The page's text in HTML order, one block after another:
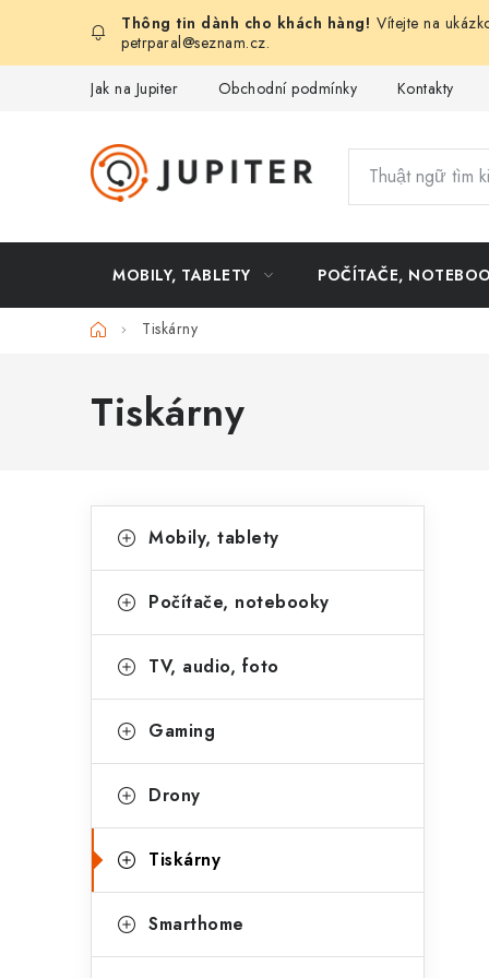
phần
Vítejte na
petrparal@seznam.cz.
Jak na Jupiter Obchodní podmínky Kontakty
MOBILY, TABLETY POČÍTAČE,
TrangTiskárny
Tiskárny
h
n
h
ê
n
qua
danh
mục
h
m
à
g
Mobily, tablety
Počítače, notebooky
TV, audio, foto
Gaming
Drony
Tiskárny
Smarthome